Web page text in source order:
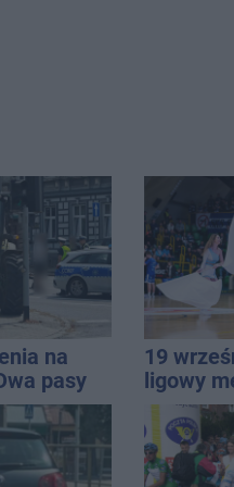
na
pasy
od
19
ligowy
Znamy